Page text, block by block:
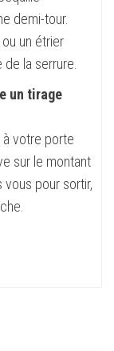
demi-tour.
un étrier
la serrure.
un tirage
à votre porte
sur le montant
pour sortir,